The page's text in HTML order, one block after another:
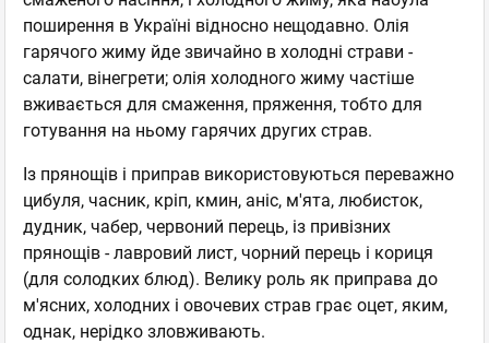
поширення в Україні відносно нещодавно. Олія
гарячого жиму йде звичайно в холодні страви -
салати, вінегрети; олія холодного жиму частіше
вживається для смаження, пряження, тобто для
готування на ньому гарячих других страв.
Із прянощів і приправ використовуються переважно
цибуля, часник, кріп, кмин, аніс, м'ята, любисток,
дудник, чабер, червоний перець, із привізних
прянощів - лавровий лист, чорний перець і кориця
(для солодких блюд). Велику роль як приправа до
м'ясних, холодних і овочевих страв грає оцет, яким,
однак, нерідко зловживають.